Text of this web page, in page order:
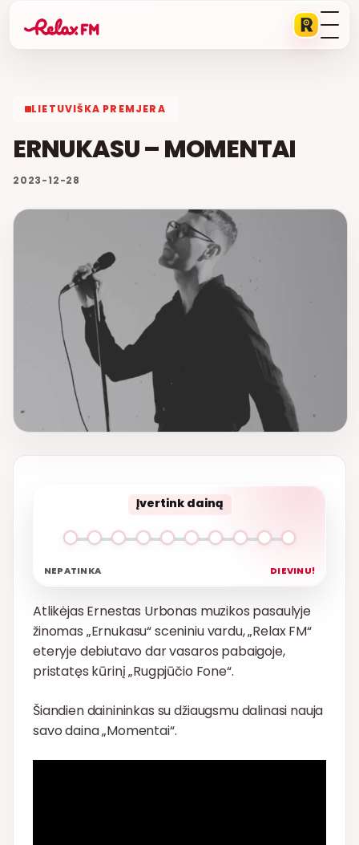
LIETUVIŠKA PREMJERA
ERNUKASU – MOMENTAI
2023-12-28
Įvertink dainą
NEPATINKA DIEVINU!
Atlikėjas Ernestas Urbonas muzikos pasaulyje
žinomas „Ernukasu“ sceniniu vardu, „Relax FM“
eteryje debiutavo dar vasaros pabaigoje,
pristatęs kūrinį „Rugpjūčio Fone“.
Šiandien dainininkas su džiaugsmu dalinasi nauja
savo daina „Momentai“.